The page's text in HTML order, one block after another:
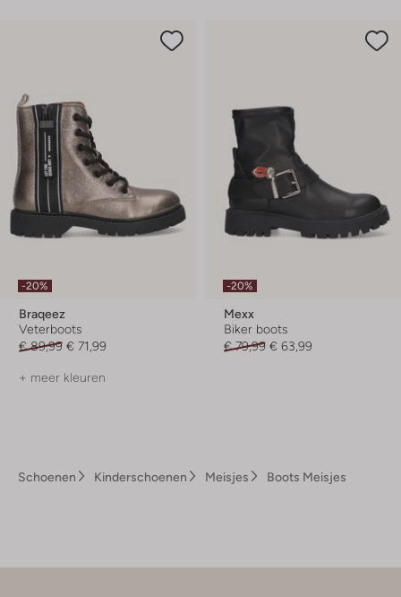
-20%
Braqeez
Veterboots
€ 89,99 € 71,99
+ meer kleuren
-20%
Mexx
Biker boots
€ 79,99 € 63,99
Schoenen Kinderschoenen Meisjes Boots Meisjes